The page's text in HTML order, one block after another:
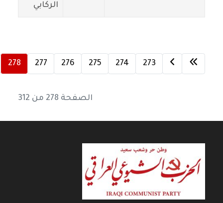
الركابي
273
274
275
276
277
278
الصفحة 278 من 312